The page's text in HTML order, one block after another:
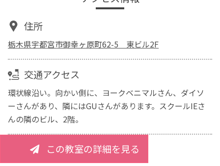
住所
栃木県宇都宮市御幸ヶ原町62-5 東ビル2F
交通アクセス
環状線沿い。向かい側に、ヨークベニマルさん、ダイソ
ーさんがあり、隣にはGUさんがあります。スクールIEさ
んの隣のビル、2階。
この教室の詳細を見る